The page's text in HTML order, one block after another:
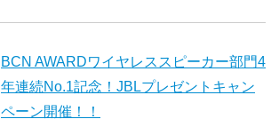
BCN AWARDワイヤレススピーカー部門4
年連続No.1記念！JBLプレゼントキャン
ペーン開催！！